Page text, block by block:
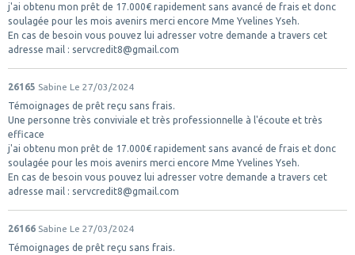
j'ai obtenu mon prêt de 17.000€ rapidement sans avancé de frais et donc
soulagée pour les mois avenirs merci encore Mme Yvelines Yseh.
En cas de besoin vous pouvez lui adresser votre demande a travers cet
adresse mail : servcredit8@gmail.com
26165 Sabine Le 27/03/2024
Témoignages de prêt reçu sans frais.
Une personne très conviviale et très professionnelle à l'écoute et très
efficace
j'ai obtenu mon prêt de 17.000€ rapidement sans avancé de frais et donc
soulagée pour les mois avenirs merci encore Mme Yvelines Yseh.
En cas de besoin vous pouvez lui adresser votre demande a travers cet
adresse mail : servcredit8@gmail.com
26166 Sabine Le 27/03/2024
Témoignages de prêt reçu sans frais.